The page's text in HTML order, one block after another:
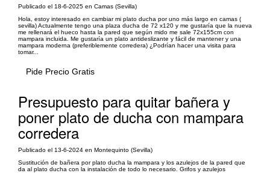
Publicado el 18-6-2025 en Camas (Sevilla)
Hola, estoy interesado en cambiar mi plato ducha por uno más largo en camas (
sevilla) Actualmente tengo una plaza ducha de 72 x120 y me gustaría que la nueva
me rellenará el hueco hasta la pared que según mido me sale 72x155cm con
mampara incluida. Me gustaría un plato antideslizante y fácil de mantener y una
mampara moderna (preferiblemente corredera) ¿Podrían hacer una visita para
tomar...
Pide Precio Gratis
Presupuesto para quitar bañera y
poner plato de ducha con mampara
corredera
Publicado el 13-6-2024 en Montequinto (Sevilla)
Sustitución de bañera por plato ducha la mampara y los azulejos de la pared que
da al plato ducha con la instalación de todo lo necesario. Grifos y azulejos